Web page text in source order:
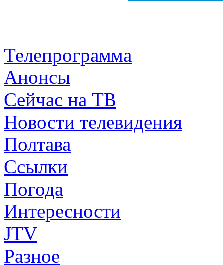
Телепрограмма
Анонсы
Сейчас на ТВ
Новости телевидения
Полтава
Ссылки
Погода
Интересности
JTV
Разное